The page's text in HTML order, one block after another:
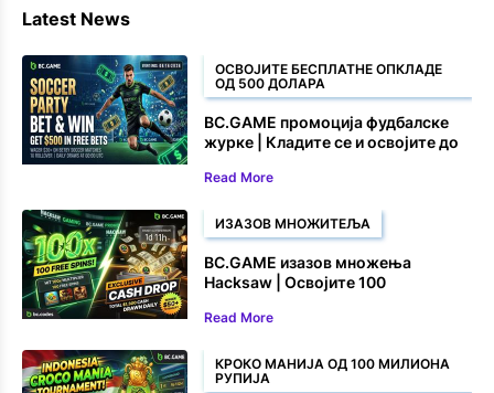
Latest News
ОСВОЈИТЕ БЕСПЛАТНЕ ОПКЛАДЕ
ОД 500 ДОЛАРА
BC.GAME промоција фудбалске
журке | Кладите се и освојите до
опкладама
Read More
ИЗАЗОВ МНОЖИТЕЉА
BC.GAME изазов множења
Hacksaw | Освојите 100
награде
Read More
КРОКО МАНИЈА ОД 100 МИЛИОНА
РУПИЈА